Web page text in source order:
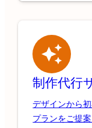
制作代行
デザインから
プランをご提